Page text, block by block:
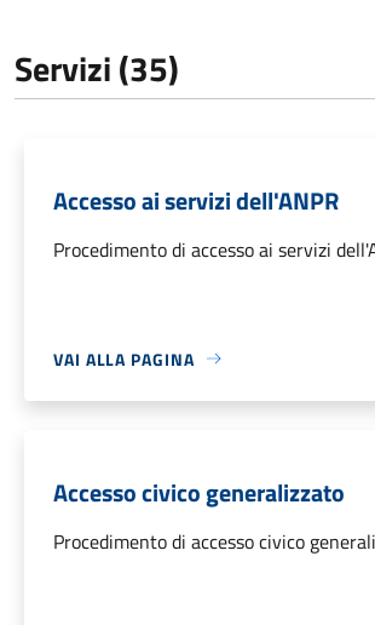
Servizi (35)
Accesso ai servizi dell'ANPR
Procedimento di accesso ai servizi
VAI ALLA PAGINA
Accesso civico generalizzato
Procedimento di accesso civico